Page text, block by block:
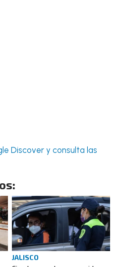
Discover y consulta las
JALISCO